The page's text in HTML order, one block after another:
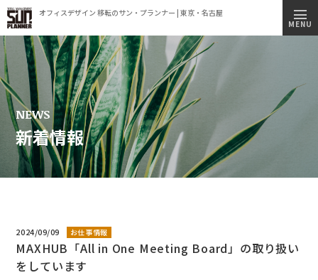
オフィスデザイン 移転のサン・プランナー | 東京・名古屋
新着情報
トップページ
施工実績
事業内容
コンセプト
会社情報
ビルオーナー様へ
MENU
NEWS
新着情報
2024/09/09 お仕事情報
MAXHUB「All in One Meeting Board」の取り扱い
をしています